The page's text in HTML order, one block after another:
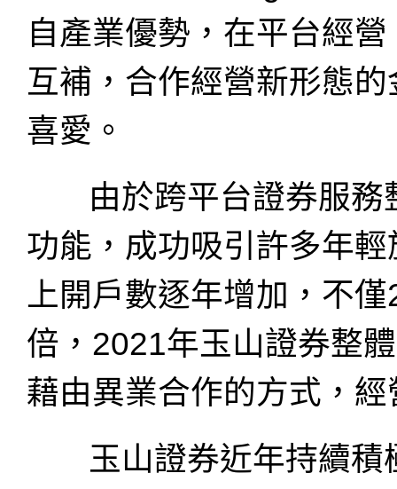
自產業優勢，在平台經
互補，合作經營新形態
喜愛。
由於跨平台證券服務
功能，成功吸引許多年
上開戶數逐年增加，不
倍，2021年玉山證券整
藉由異業合作的方式，
玉山證券近年持續積